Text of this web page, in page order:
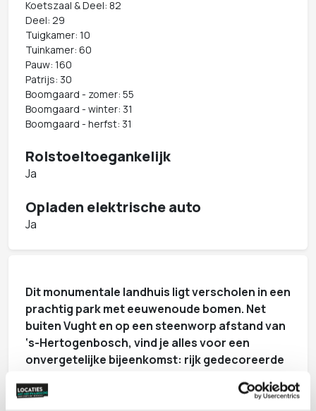
Koetszaal & Deel: 82
Deel: 29
Tuigkamer: 10
Tuinkamer: 60
Pauw: 160
Patrijs: 30
Boomgaard - zomer: 55
Boomgaard - winter: 31
Boomgaard - herfst: 31
Rolstoeltoegankelijk
Ja
Opladen elektrische auto
Ja
Dit monumentale landhuis ligt verscholen in een
prachtig park met eeuwenoude bomen. Net
buiten Vught en op een steenworp afstand van
‘s-Hertogenbosch, vind je alles voor een
onvergetelijke bijeenkomst: rijk gedecoreerde
ontvangst en gastronomische specialiteiten.